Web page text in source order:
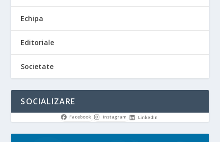
Echipa
Editoriale
Societate
SOCIALIZARE
Facebook Instagram LinkedIn